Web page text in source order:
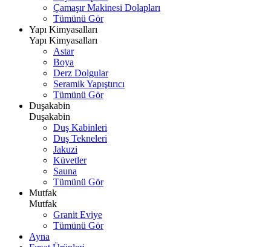
Çamaşır Makinesi Dolapları
Tümünü Gör
Yapı Kimyasalları
Yapı Kimyasalları
Astar
Boya
Derz Dolgular
Seramik Yapıştırıcı
Tümünü Gör
Duşakabin
Duşakabin
Duş Kabinleri
Duş Tekneleri
Jakuzi
Küvetler
Sauna
Tümünü Gör
Mutfak
Mutfak
Granit Eviye
Tümünü Gör
Ayna